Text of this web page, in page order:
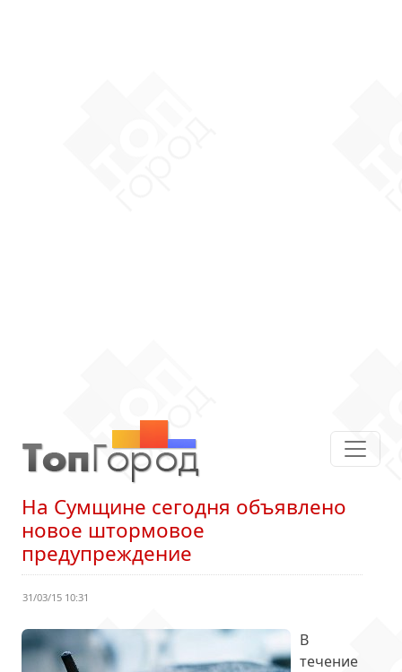
На Сумщине сегодня объявлено
новое штормовое
предупреждение
31/03/15 10:31
В
течение